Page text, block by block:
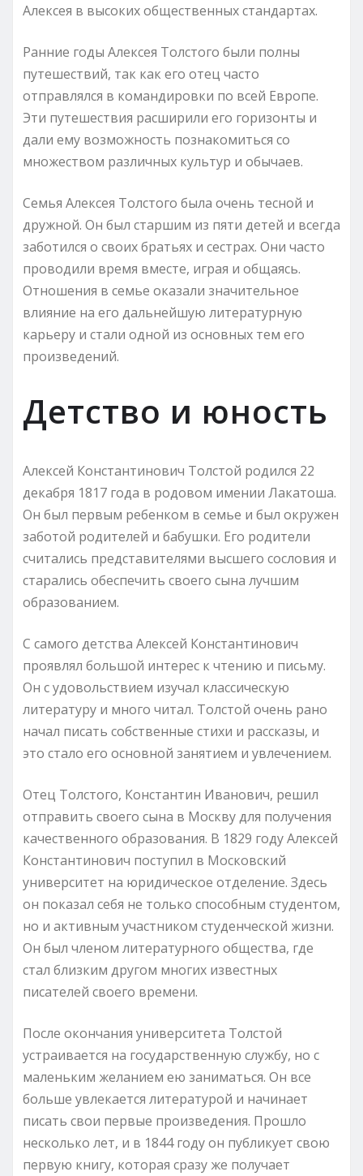
Алексея в высоких общественных стандартах.
Ранние годы Алексея Толстого были полны
путешествий, так как его отец часто
отправлялся в командировки по всей Европе.
Эти путешествия расширили его горизонты и
дали ему возможность познакомиться со
множеством различных культур и обычаев.
Семья Алексея Толстого была очень тесной и
дружной. Он был старшим из пяти детей и всегда
заботился о своих братьях и сестрах. Они часто
проводили время вместе, играя и общаясь.
Отношения в семье оказали значительное
влияние на его дальнейшую литературную
карьеру и стали одной из основных тем его
произведений.
Детство и юность
Алексей Константинович Толстой родился 22
декабря 1817 года в родовом имении Лакатоша.
Он был первым ребенком в семье и был окружен
заботой родителей и бабушки. Его родители
считались представителями высшего сословия и
старались обеспечить своего сына лучшим
образованием.
С самого детства Алексей Константинович
проявлял большой интерес к чтению и письму.
Он с удовольствием изучал классическую
литературу и много читал. Толстой очень рано
начал писать собственные стихи и рассказы, и
это стало его основной занятием и увлечением.
Отец Толстого, Константин Иванович, решил
отправить своего сына в Москву для получения
качественного образования. В 1829 году Алексей
Константинович поступил в Московский
университет на юридическое отделение. Здесь
он показал себя не только способным студентом,
но и активным участником студенческой жизни.
Он был членом литературного общества, где
стал близким другом многих известных
писателей своего времени.
После окончания университета Толстой
устраивается на государственную службу, но с
маленьким желанием ею заниматься. Он все
больше увлекается литературой и начинает
писать свои первые произведения. Прошло
несколько лет, и в 1844 году он публикует свою
первую книгу, которая сразу же получает